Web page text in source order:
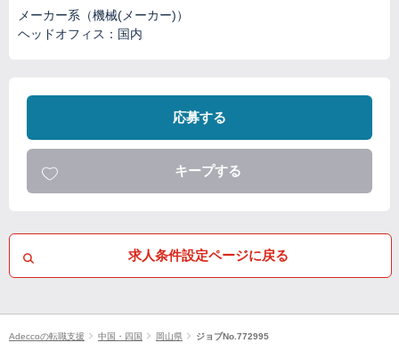
メーカー系（機械(メーカー)）
ヘッドオフィス：国内
応募する
キープする
求人条件設定ページに戻る
Adeccoの転職支援 中国・四国 岡山県 ジョブNo.772995